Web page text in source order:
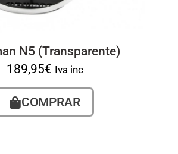
N5 (Transparente)
189,95€ Iva inc
COMPRAR